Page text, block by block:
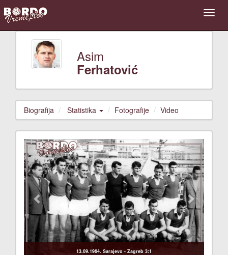
Asim
Ferhatović
Biografija Statistika Fotografije Video
13.09.1964. Sarajevo - Zagreb 3:1
Previous Next